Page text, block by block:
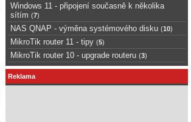
Windows 11 - připojení současně k několika
sítím (7)
NAS QNAP - výměna systémového disku (10)
MikroTik router 11 - tipy (5)
MikroTik router 10 - upgrade routeru (3)
Reklama